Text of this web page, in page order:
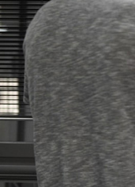
möchten
an den